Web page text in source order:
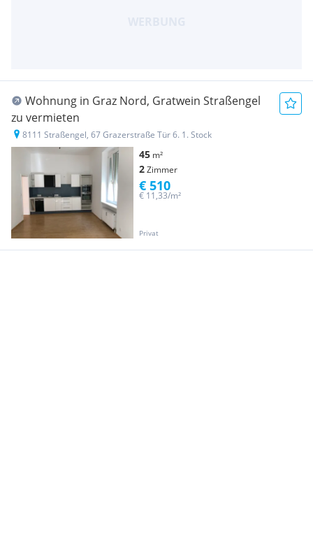
Wohnung in Graz Nord, Gratwein Straßengel
zu vermieten
8111 Straßengel, 67 Grazerstraße Tür 6. 1. Stock
45 m²
2Zimmer
Privat
€ 11,33/m²
€ 510